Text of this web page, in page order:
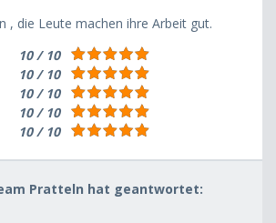
, die Leute machen ihre Arbeit gut.
10 / 10
10 / 10
10 / 10
10 / 10
10 / 10
Pratteln hat geantwortet: